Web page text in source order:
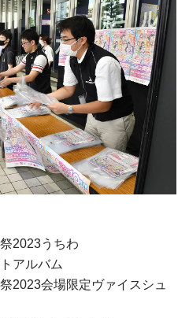
2023うちわ
アルバム
2023会場限定ヴァイスシュ